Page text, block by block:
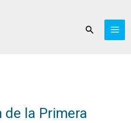
Buscar
de la Primera